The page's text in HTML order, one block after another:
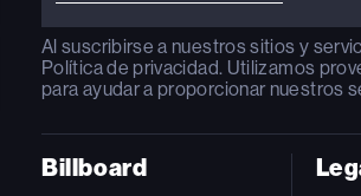
Al suscribirse a nuestros sitios y
Política de privacidad. Utilizamos
para ayudar a proporcionar nuestros
Billboard